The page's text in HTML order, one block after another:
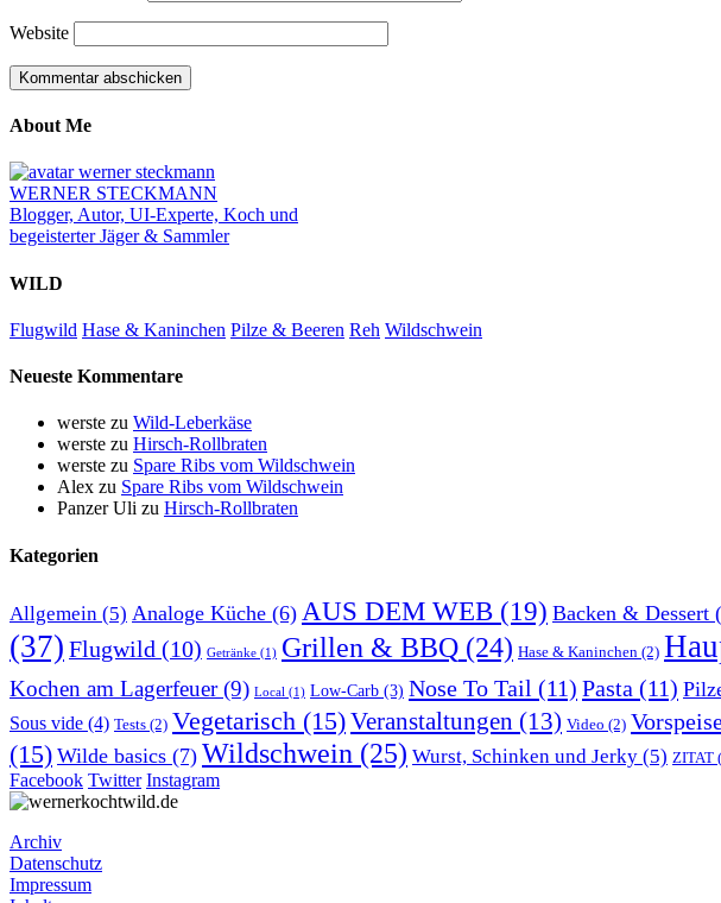
Website
About Me
WERNER STECKMANN
Blogger, Autor, UI-Experte, Koch und
begeisterter Jäger & Sammler
WILD
Flugwild Hase & Kaninchen Pilze & Beeren Reh Wildschwein
Neueste Kommentare
werste zu Wild-Leberkäse
werste zu Hirsch-Rollbraten
werste zu Spare Ribs vom Wildschwein
Alex zu Spare Ribs vom Wildschwein
Panzer Uli zu Hirsch-Rollbraten
Kategorien
Allgemein (5) Analoge Küche (6) AUS DEM WEB (19) Backen & Dessert
(37) Flugwild (10) Getränke (1) Grillen & BBQ (24) Hase & Kaninchen (2)
Kochen am Lagerfeuer(9) Local (1) Low-Carb (3) Nose To Tail (11) Pasta (11)
Sous vide (4) Tests (2) Vegetarisch (15)Veranstaltungen (13) Video (2)
(15) Wilde basics (7) Wildschwein (25) Wurst, Schinken und Jerky (5) ZITAT
Facebook Twitter Instagram
Archiv
Datenschutz
Impressum